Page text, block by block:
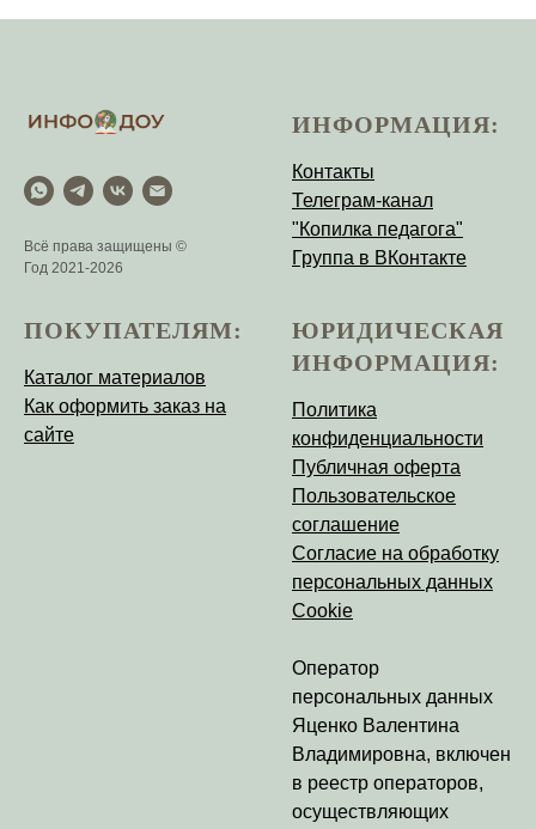
Всё права защищены ©
Год 2021-2026
ИНФОРМАЦИЯ:
Контакты
Телеграм-канал
"Копилка педагога"
Группа в ВКонтакте
ПОКУПАТЕЛЯМ:
Каталог материалов
Как оформить заказ на
сайте
ЮРИДИЧЕСКАЯ
ИНФОРМАЦИЯ:
Политика
конфиденциальности
Публичная оферта
Пользовательское
соглашение
Согласие на обработку
персональных данных
Cookie
Оператор
персональных данных
Яценко Валентина
Владимировна, включен
в реестр операторов,
осуществляющих